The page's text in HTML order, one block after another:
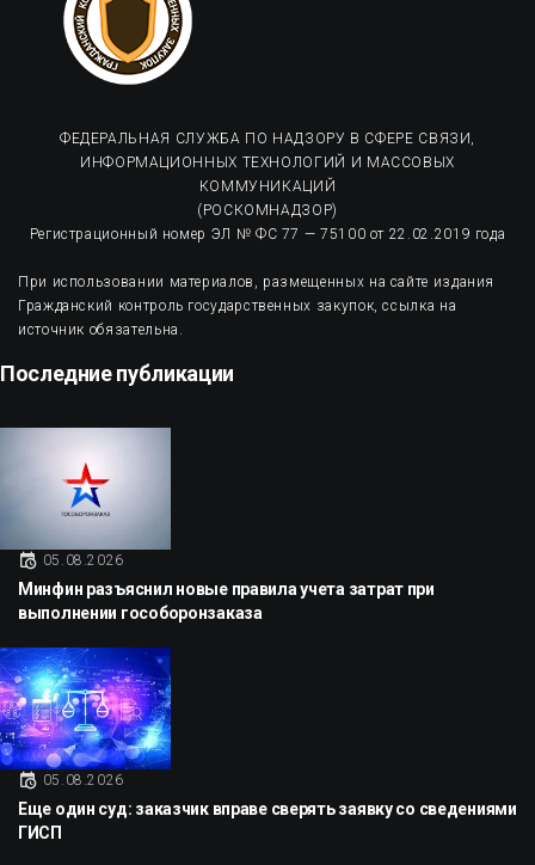
ФЕДЕРАЛЬНАЯ СЛУЖБА ПО НАДЗОРУ В СФЕРЕ СВЯЗИ,
ИНФОРМАЦИОННЫХ ТЕХНОЛОГИЙ И МАССОВЫХ
КОММУНИКАЦИЙ
(РОСКОМНАДЗОР)
Регистрационный номер ЭЛ № ФС 77 — 75100 от 22.02.2019 года
При использовании материалов, размещенных на сайте издания
Гражданский контроль государственных закупок, ссылка на
источник обязательна.
Последние публикации
05.08.2026
Минфин разъяснил новые правила учета затрат при
выполнении гособоронзаказа
05.08.2026
Еще один суд: заказчик вправе сверять заявку со сведениями
ГИСП